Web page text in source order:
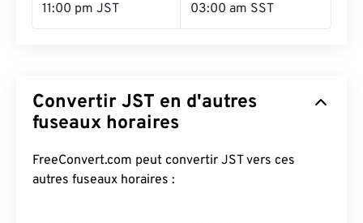
11:00 pm JST 03:00 am SST
Convertir JST en d'autres
fuseaux horaires
FreeConvert.com peut convertir JST vers ces
autres fuseaux horaires :